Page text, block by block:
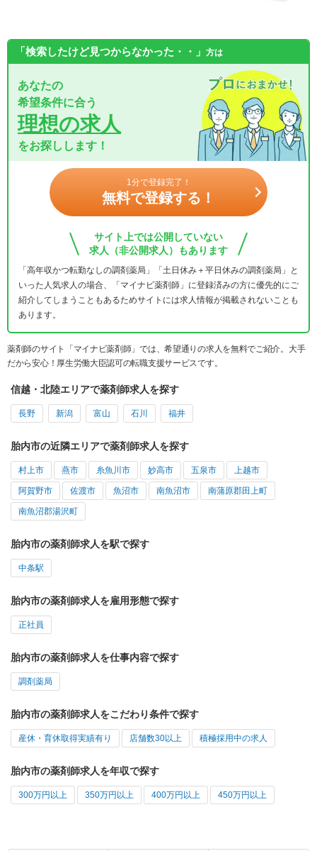
「検索したけど見つからなかった・・」 方は
あなたの
希望条件に合う
理想の求人
をお探しします！
1分で登録完了！
無料で登録する！
サイト上では公開していない
求人（非公開求人）もあります
「高年収かつ転勤なしの調剤薬局」「土日休み＋平日休みの調剤薬局」と
いった人気求人の場合、「マイナビ薬剤師」に登録済みの方に優先的にご
紹介してしまうこともあるためサイトには求人情報が掲載されないことも
あります。
薬剤師のサイト「マイナビ薬剤師」では、希望通りの求人を無料でご紹介。大手
だから安心！厚生労働大臣認可の転職支援サービスです。
信越・北陸エリアで薬剤師求人を探す
長野 新潟 富山 石川 福井
胎内市の近隣エリアで薬剤師求人を探す
村上市 燕市 糸魚川市 妙高市 五泉市 上越市
阿賀野市 佐渡市 魚沼市 南魚沼市 南蒲原郡田上町
南魚沼郡湯沢町
胎内市の薬剤師求人を駅で探す
中条駅
胎内市の薬剤師求人を雇用形態で探す
正社員
胎内市の薬剤師求人を仕事内容で探す
調剤薬局
胎内市の薬剤師求人をこだわり条件で探す
産休・育休取得実績有り 店舗数30以上 積極採用中の求人
胎内市の薬剤師求人を年収で探す
300万円以上 350万円以上 400万円以上 450万円以上